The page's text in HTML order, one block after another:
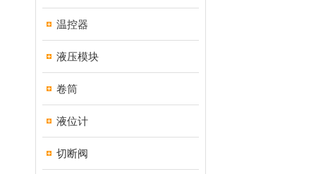
温控器
液压模块
卷筒
液位计
切断阀